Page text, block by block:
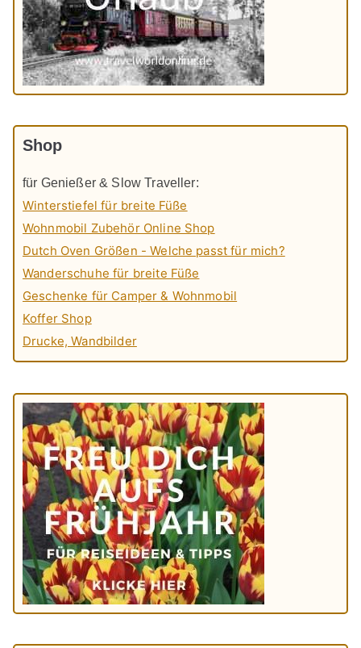
Shop
für Genießer & Slow Traveller:
Winterstiefel für breite Füße
Wohnmobil Zubehör Online Shop
Dutch Oven Größen - Welche passt für mich?
Wanderschuhe für breite Füße
Geschenke für Camper & Wohnmobil
Koffer Shop
Drucke, Wandbilder